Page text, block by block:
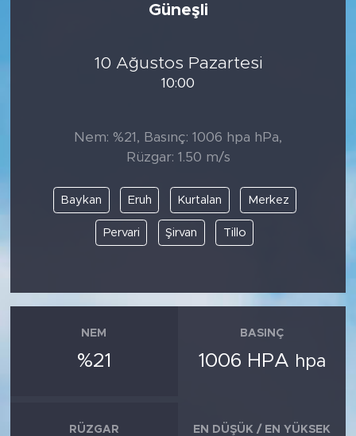
Güneşli
10 Ağustos Pazartesi
10:00
Nem: %21, Basınç: 1006 hpa hPa,
Rüzgar: 1.50 m/s
Baykan Eruh Kurtalan Merkez
Pervari Şirvan Tillo
NEM
%21
BASINÇ
1006 HPA hpa
RÜZGAR EN DÜŞÜK / EN YÜKSEK